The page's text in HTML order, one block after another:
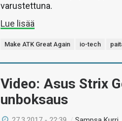
varustettuna.
Lue lisää
Make ATK Great Again io-tech
Video: Asus Strix
unboksaus